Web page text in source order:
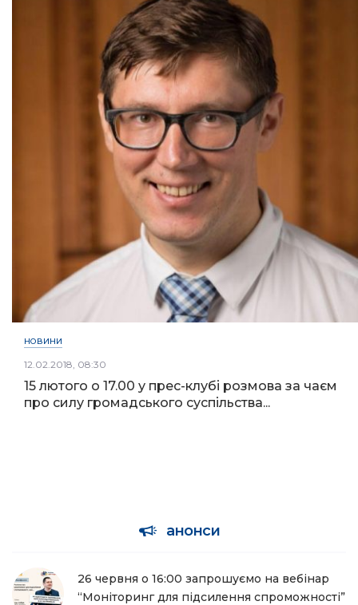
НОВИНИ
12.02.2018, 08:30
15 лютого о 17.00 у прес-клубі розмова за чаєм
про силу громадського суспільства...
анонси
26 червня о 16:00 запрошуємо на вебінар
“Моніторинг для підсилення спроможності”